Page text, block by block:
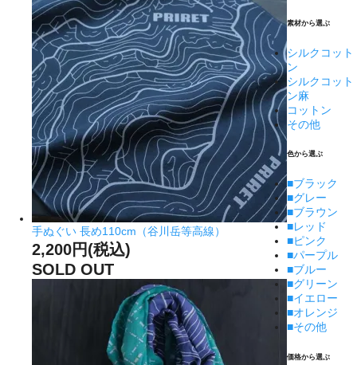
手ぬぐい 長め110cm（谷川岳等高線）
2,200円(税込)
SOLD OUT
素材から選ぶ
シルクコット
ン
シルクコット
ン麻
コットン
その他
色から選ぶ
■ブラック
■グレー
■ブラウン
■レッド
■ピンク
■パープル
■ブルー
■グリーン
■イエロー
■オレンジ
■その他
価格から選ぶ